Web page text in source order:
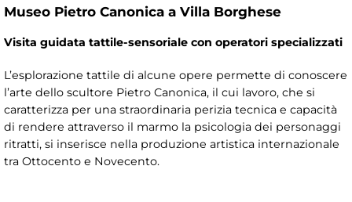
Museo Pietro Canonica a Villa Borghese
Visita guidata tattile-sensoriale con operatori specializzati
L’esplorazione tattile di alcune opere permette di conoscere
l’arte dello scultore Pietro Canonica, il cui lavoro, che si
caratterizza per una straordinaria perizia tecnica e capacità
di rendere attraverso il marmo la psicologia dei personaggi
ritratti, si inserisce nella produzione artistica internazionale
tra Ottocento e Novecento.